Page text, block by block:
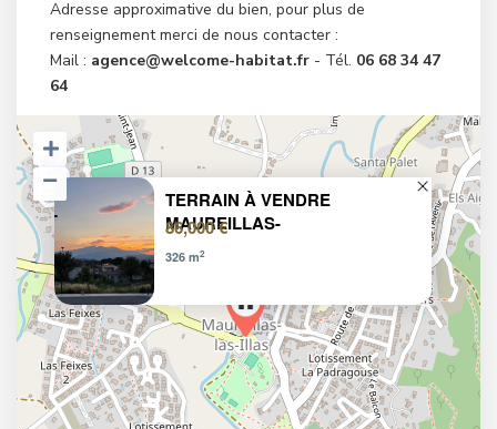
Adresse approximative du bien, pour plus de
renseignement merci de nous contacter :
Mail : agence@welcome-habitat.fr - Tél. 06 68 34 47
64
TERRAIN À VENDRE
MAUREILLAS-
86,000 €
326 m2